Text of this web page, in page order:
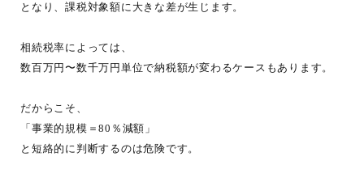
となり、課税対象額に大きな差が生じます。
相続税率によっては、
数百万円〜数千万円単位で納税額が変わるケースもあります。
だからこそ、
「事業的規模＝80％減額」
と短絡的に判断するのは危険です。